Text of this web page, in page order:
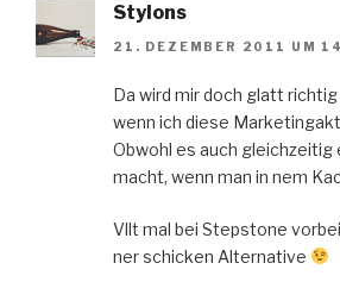
Stylons
21. DEZEMBER 2011 UM
Da wird mir doch glatt
wenn ich diese
Obwohl es auch gleichzeitig
macht, wenn man in nem
Vllt mal bei Stepstone
ner schicken Alternative